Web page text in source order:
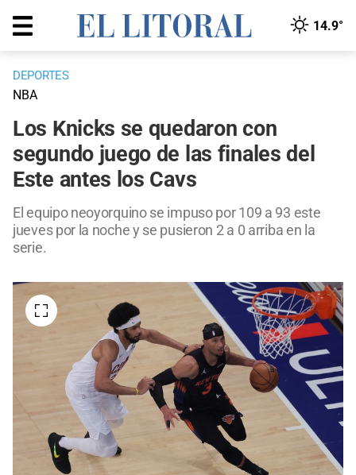
14.9°
DEPORTES
NBA
Los Knicks se quedaron con
segundo juego de las finales del
Este antes los Cavs
El equipo neoyorquino se impuso por 109 a 93 este
jueves por la noche y se pusieron 2 a 0 arriba en la
serie.